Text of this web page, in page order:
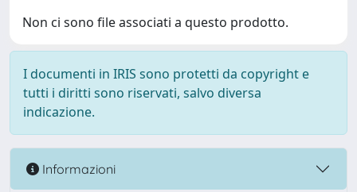
Non ci sono file associati a questo prodotto.
I documenti in IRIS sono protetti da copyright e
tutti i diritti sono riservati, salvo diversa
indicazione.
Informazioni